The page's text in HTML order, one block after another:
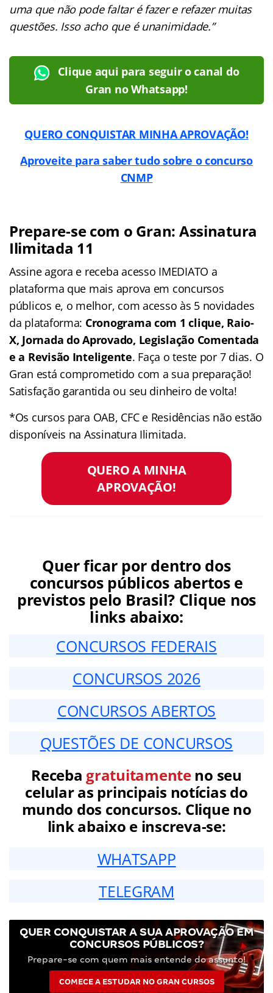
uma que não pode faltar é fazer e refazer muitas
questões. Isso acho que é unanimidade.”
Clique aqui para seguir o canal do
Gran no Whatsapp!
QUERO CONQUISTAR MINHA APROVAÇÃO!
Aproveite para saber tudo sobre o concurso
CNMP
Prepare-se com o Gran: Assinatura
Ilimitada 11
Assine agora e receba acesso IMEDIATO a
plataforma que mais aprova em concursos
públicos e, o melhor, com acesso às 5 novidades
da plataforma: Cronograma com 1 clique, Raio-
X, Jornada do Aprovado, Legislação Comentada
e a Revisão Inteligente. Faça o teste por 7 dias. O
Gran está comprometido com a sua preparação!
Satisfação garantida ou seu dinheiro de volta!
*Os cursos para OAB, CFC e Residências não estão
disponíveis na Assinatura Ilimitada.
QUERO A MINHA
APROVAÇÃO!
Quer ficar por dentro dos
concursos públicos abertos e
previstos pelo Brasil? Clique nos
links abaixo:
CONCURSOS FEDERAIS
CONCURSOS 2026
CONCURSOS ABERTOS
QUESTÕES DE CONCURSOS
Receba gratuitamenteno seu
celular as principais notícias do
mundo dos concursos. Clique no
link abaixo e inscreva-se:
WHATSAPP
TELEGRAM
QUER CONQUISTAR A SUA APROVAÇÃO EM
CONCURSOS PÚBLICOS?
Prepare-se com quem mais entende do assunto!
COMECE A ESTUDAR NO GRAN CURSOS